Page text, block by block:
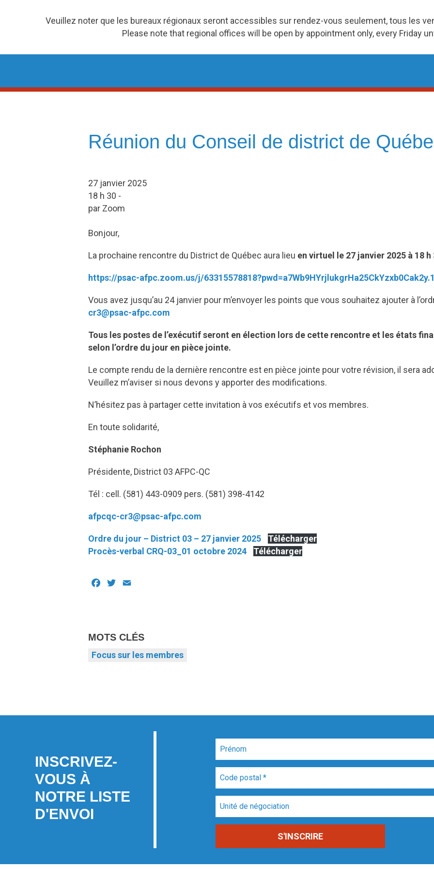
Veuillez noter que les bureaux régionaux seront accessibles sur rendez-vous seulement, tous les
Please note that regional offices will be open by appointment only, every Friday
content
Réunion du Conseil de district de
27 janvier 2025
18 h 30 -
par Zoom
Bonjour,
La prochaine rencontre du District de Québec aura lieu en virtuel le 27 janvier 2025 à 18 h
https://psac-afpc.zoom.us/j/
Vous avez jusqu’au 24 janvier pour m’envoyer les points que vous souhaitez ajouter à
cr3@psac-afpc.com
Tous les postes de l’exécutif seront en élection lors de cette rencontre et les états
selon l’ordre du jour en pièce jointe.
Le compte rendu de la dernière rencontre est en pièce jointe pour votre révision, il sera
Veuillez m’aviser si nous devons y apporter des modifications.
N’hésitez pas à partager cette invitation à vos exécutifs et vos membres.
En toute solidarité,
Stéphanie Rochon
Présidente, District 03 AFPC-QC
Tél : cell. (581) 443-0909 pers. (581) 398-4142
afpcqc-cr3@psac-afpc.com
Ordre du jour – District 03 – 27 janvier 2025
Télécharger
Procès-verbal CRQ-03_01 octobre 2024
Télécharger
Facebook
Twitter
MOTS CLÉS
Focus sur les membres
INSCRIVEZ-
VOUS À
NOTRE LISTE
D'ENVOI